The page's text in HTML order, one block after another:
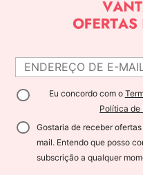
Eu concordo com o
Política de
Gostaria de receber
mail. Entendo que posso
subscrição a qualquer